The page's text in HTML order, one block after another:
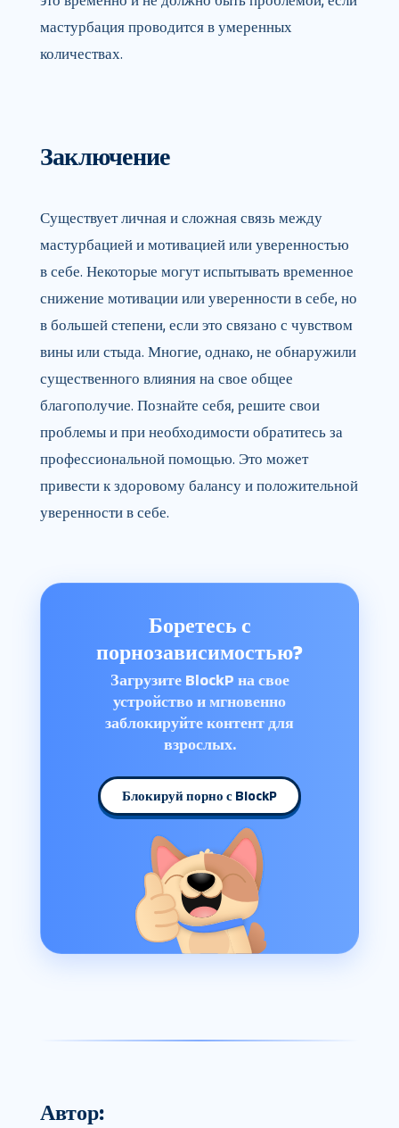
мастурбация проводится в умеренных
количествах.
Заключение
Существует личная и сложная связь между
мастурбацией и мотивацией или уверенностью
в себе. Некоторые могут испытывать временное
снижение мотивации или уверенности в себе, но
в большей степени, если это связано с чувством
вины или стыда. Многие, однако, не обнаружили
существенного влияния на свое общее
благополучие. Познайте себя, решите свои
проблемы и при необходимости обратитесь за
профессиональной помощью. Это может
привести к здоровому балансу и положительной
уверенности в себе.
Боретесь с
порнозависимостью?
Загрузите BlockP на свое
устройство и мгновенно
заблокируйте контент для
взрослых.
Блокируй порно с BlockP
Автор: